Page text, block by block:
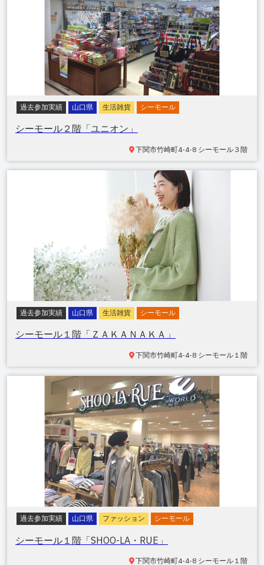
過去参加実績 山口県 生活雑貨 シーモール
シーモール２階「ユニオン」
下関市竹崎町4-4-8 シーモール３階
過去参加実績 山口県 生活雑貨 シーモール
シーモール１階「ＺＡＫＡＮＡＫＡ」
下関市竹崎町4-4-8 シーモール１階
過去参加実績 山口県 ファッション シーモール
シーモール１階「SHOO-LA・RUE」
下関市竹崎町4-4-8 シーモール１階